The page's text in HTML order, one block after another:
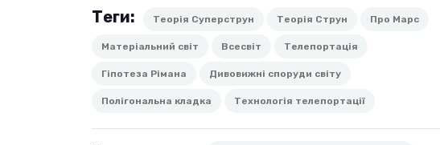
Теги: Теорія Суперструн Теорія Струн Про Марс
Матеріальний світ Всесвіт Телепортація
Гіпотеза Рімана Дивовижні споруди світу
Полігональна кладка Технологія телепортації